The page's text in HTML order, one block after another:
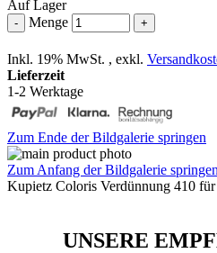
Auf Lager
- Menge +
Inkl. 19% MwSt. , exkl.
Lieferzeit
1-2 Werktage
Zum Ende der Bildgalerie springen
Zum Anfang der Bildgalerie springen
Kupietz Coloris Verdünnung 410
UNSERE